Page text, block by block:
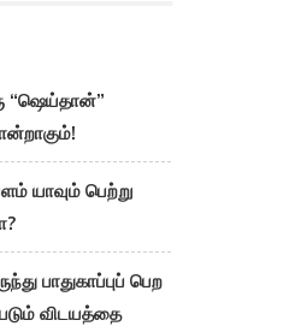
“ஷெய்தான்”
யாவும் பெற்று
பாதுகாப்புப் பெற
விடயத்தை